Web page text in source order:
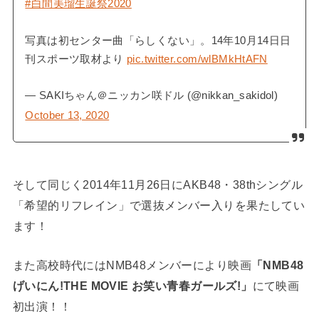
#白間美瑠生誕祭2020
写真は初センター曲「らしくない」。14年10月14日日
刊スポーツ取材より pic.twitter.com/wlBMkHtAFN
— SAKIちゃん＠ニッカン咲ドル (@nikkan_sakidol)
October 13, 2020
そして同じく2014年11月26日にAKB48・38thシングル
「希望的リフレイン」で選抜メンバー入りを果たしてい
ます！
また高校時代にはNMB48メンバーにより映画「NMB48
げいにん!THE MOVIE お笑い青春ガールズ!」 にて映画
初出演！！